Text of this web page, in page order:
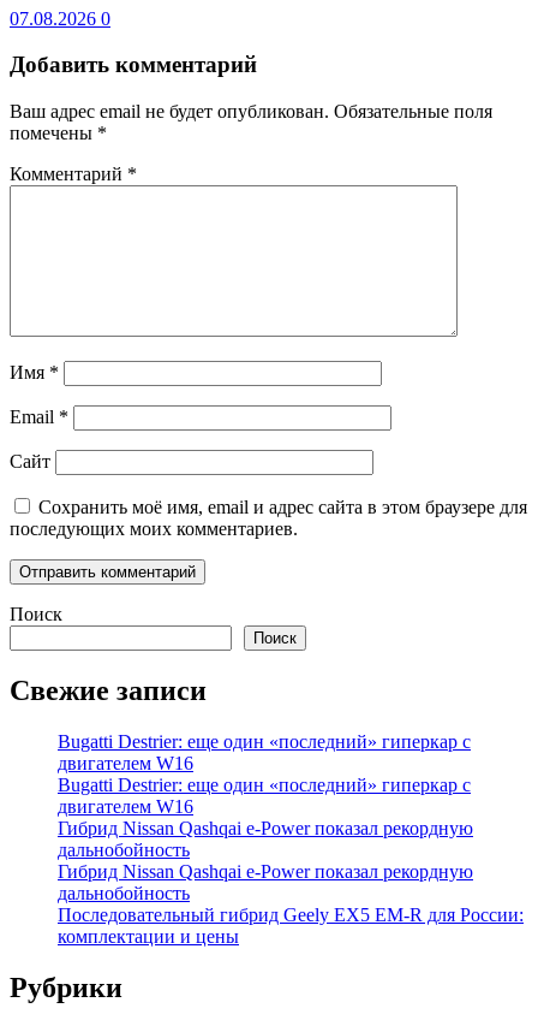
07.08.2026 0
Добавить комментарий
Ваш адрес email не будет опубликован. Обязательные поля
помечены *
Комментарий *
Имя *
Email *
Сайт
Сохранить моё имя, email и адрес сайта в этом браузере для
последующих моих комментариев.
Поиск
Поиск
Свежие записи
Bugatti Destrier: еще один «последний» гиперкар с
двигателем W16
Bugatti Destrier: еще один «последний» гиперкар с
двигателем W16
Гибрид Nissan Qashqai e-Power показал рекордную
дальнобойность
Гибрид Nissan Qashqai e-Power показал рекордную
дальнобойность
Последовательный гибрид Geely EX5 EM-R для России:
комплектации и цены
Рубрики